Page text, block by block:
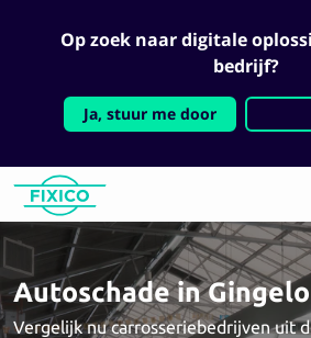
Op zoek naar digitale
bedrijf?
Ja, stuur me door
Autoschade in
Vergelijk nu carrosseriebedrijven uit